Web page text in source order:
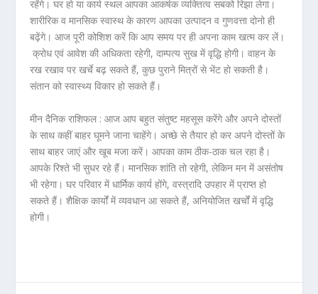
रहेंगे। घर हो या कार्य स्थल आपका आकर्षक व्यक्तित्व सबको रिझा लेगा।
शारीरिक व मानसिक स्वास्थ के कारण आपका उत्पादन व गुणवत्ता दोनो ही
बढ़ेंगे। आज पूरी कोशिश करें कि आप समय पर ही अपना काम खत्म कर लें।
क्रोध एवं आवेश की अधिकता रहेगी, दाम्पत्य सुख में वृद्धि होगी। वाहन के
रख रखाव पर खर्चे बढ़ सकते हैं, कुछ पुराने मित्रों से भेंट हो सकती है।
संतान को स्वास्थ्य विकार हो सकते हैं।
मीन दैनिक राशिफल :आज आप बहुत संतुष्ट महसूस करेंगे और अपने दोस्तों
के साथ कहीं बाहर घूमने जाना चाहेंगे। अच्छे से तैयार हो कर अपने दोस्तों के
साथ बाहर जाएं और खूब मजा करें। आपका काम ठीक-ठाक चल रहा है।
आपके रिश्ते भी सुधर रहे हैं। मानसिक शांति तो रहेगी, लेकिन मन में असंतोष
भी रहेगा। घर परिवार में धार्मिक कार्य होंगे, वस्त्रादि उपहार में प्राप्त हो
सकते हैं। शैक्षिक कार्यों में व्यवधान आ सकते हैं, अनियोजित खर्चों में वृद्धि
होगी।